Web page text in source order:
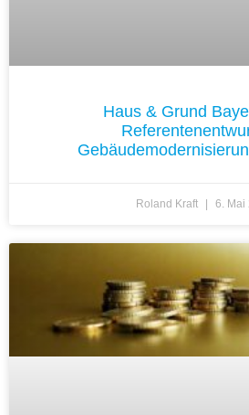
Haus & Grund
Roland Kraft 6. Mai